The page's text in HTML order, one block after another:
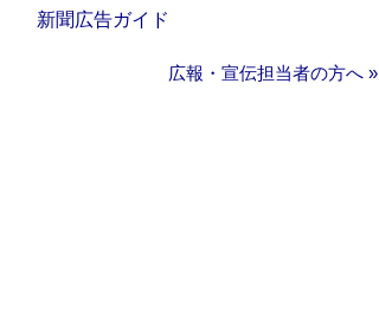
新聞広告ガイド
広報・宣伝担当者の方へ »